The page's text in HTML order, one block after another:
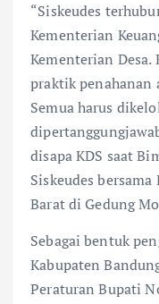
“Siskeudes
Kementerian
Kementerian
praktik penahanan
Semua harus
disapa KDS saat
Siskeudes
Barat di Gedung
Sebagai bentuk
Kabupaten
Peraturan Bupati